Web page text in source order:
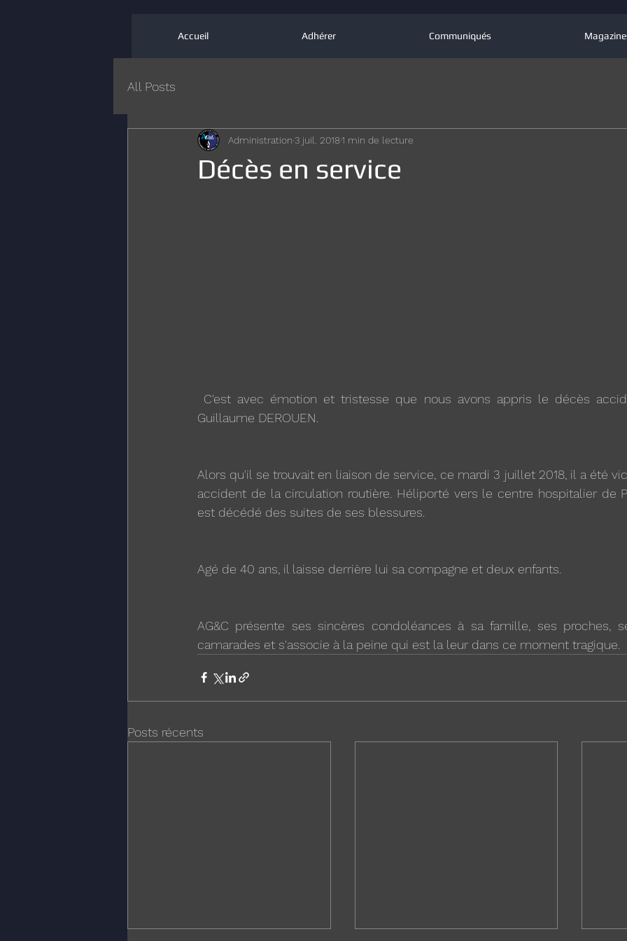
Accueil Adhérer Communiqués
All Posts
Décès en service
Administration 3 juil. 20181 min de lecture
Guillaume DEROUEN.
Alors qu'il se trouvait en liaison de service, ce mardi 3 juillet 2018, il a été
accident de la circulation routière. Héliporté vers le centre hospitalier de
est décédé des suites de ses blessures.
Agé de 40 ans, il laisse derrière lui sa compagne et deux enfants.
AG&C présente ses sincères condoléances à sa famille, ses proches,
camarades et s'associe à la peine qui est la leur dans ce moment tragique.
Posts récents